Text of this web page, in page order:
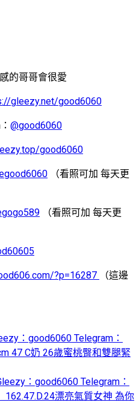
的哥哥會很愛
gleezy.net/good6060
@good6060
good6060
（看照可加 每天更
（看照可加 每天更
?p=16287
（這邊
：good6060 Telegram：
47 C奶 26歲蜜桃臀和雙腿緊
：good6060 Telegram：
漂亮氣質女神 為你